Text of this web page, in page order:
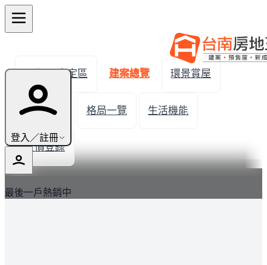
登入／註冊
← 返回安定區 建案總覽 環景賞屋
建案圖輯 格局一覽 生活機能
實價登錄
最新
最後一戶熱銷中